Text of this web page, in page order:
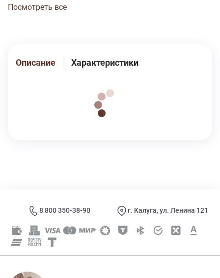
Ластовица двойная, из полотна основы. Прочные
эластичные швы, текстурированные нити,
Посмотреть все
Описание Характеристики
8 800 350-38-90 г. Калуга, ул. Ленина 121